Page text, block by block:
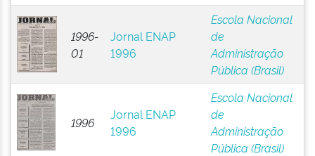
1996-
01
Jornal ENAP
1996
Escola Nacional
de
Administração
Pública (Brasil)
1996
Jornal ENAP
1996
Escola Nacional
de
Administração
Pública (Brasil)